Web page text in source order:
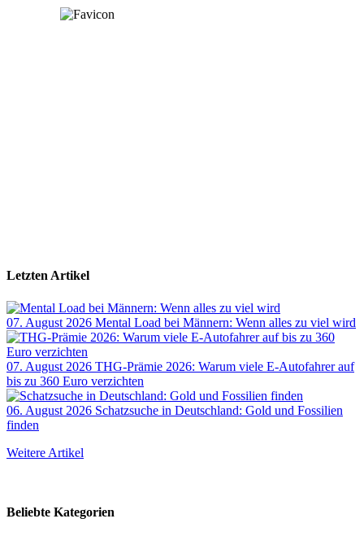
Letzten Artikel
07. August 2026 Mental Load bei Männern: Wenn alles zu viel wird
07. August 2026 THG-Prämie 2026: Warum viele E-Autofahrer auf
bis zu 360 Euro verzichten
06. August 2026 Schatzsuche in Deutschland: Gold und Fossilien
finden
Weitere Artikel
Beliebte Kategorien